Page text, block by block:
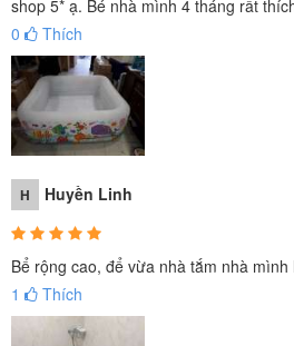
shop 5* ạ. Bé nhà mình 4 tháng rất
0
Thích
H Huyền Linh
Bể rộng cao, để vừa nhà tắm nhà
1
Thích